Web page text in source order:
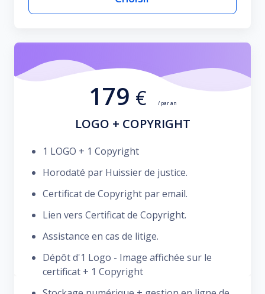
179 € / par an
LOGO + COPYRIGHT
1 LOGO + 1 Copyright
Horodaté par Huissier de justice.
Certificat de Copyright par email.
Lien vers Certificat de Copyright.
Assistance en cas de litige.
Dépôt d'1 Logo - Image affichée sur le
certificat + 1 Copyright